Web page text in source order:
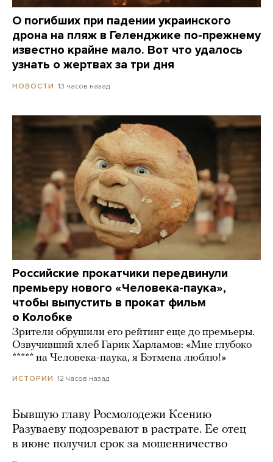
О погибших при падении украинского
дрона на пляж в Геленджике по-прежнему
известно крайне мало. Вот что удалось
узнать о жертвах за три дня
НОВОСТИ 13 часов назад
Российские прокатчики передвинули
премьеру нового «Человека-паука»,
чтобы выпустить в прокат фильм
о Колобке
Зрители обрушили его рейтинг еще до премьеры.
Озвучивший хлеб Гарик Харламов: «Мне глубоко
***** на Человека-паука, я Бэтмена люблю!»
ИСТОРИИ 12 часов назад
Бывшую главу Росмолодежи Ксению
Разуваеву подозревают в растрате. Ее отец
в июне получил срок за мошенничество